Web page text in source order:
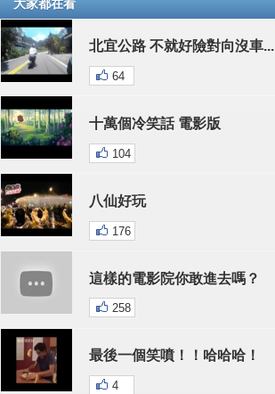
大家都在看
北宜公路 不就好險對向沒車...
64
十萬個冷笑話 電影版
104
八仙好玩
176
這樣的電影院你敢進去嗎？
258
最後一個笑噴！！哈哈哈！
4